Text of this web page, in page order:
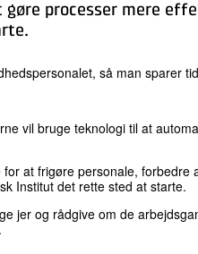
processer mere
så man sparer
vil bruge teknologi til at
at frigøre personale, forbedre
Institut det rette sted at starte.
jer og rådgive om de